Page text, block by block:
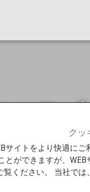
ラブ
ANAマイレージクラ
ラブをご利用いた
クッ
サイトをより快適に
とができますが、
覧ください。 当社で